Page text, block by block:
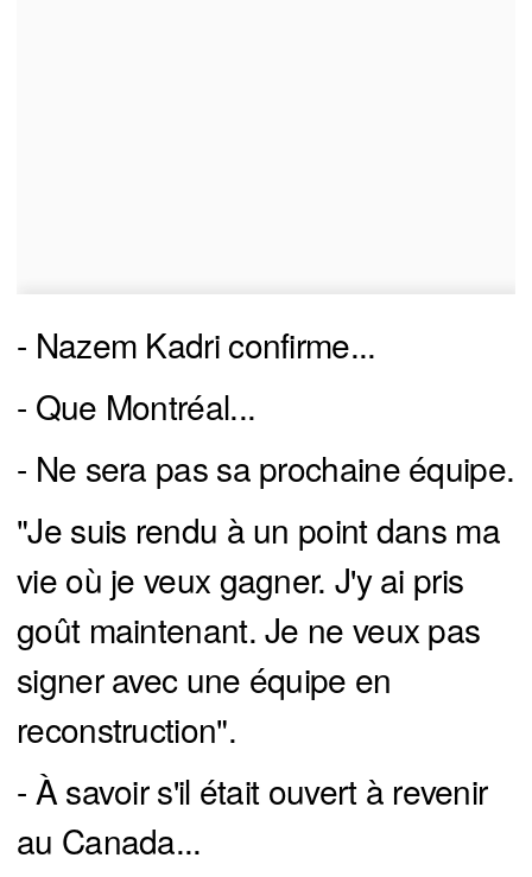
- Nazem Kadri confirme...
- Que Montréal...
- Ne sera pas sa prochaine équipe.
"Je suis rendu à un point dans ma
vie où je veux gagner. J'y ai pris
goût maintenant. Je ne veux pas
signer avec une équipe en
reconstruction".
- À savoir s'il était ouvert à revenir
au Canada...